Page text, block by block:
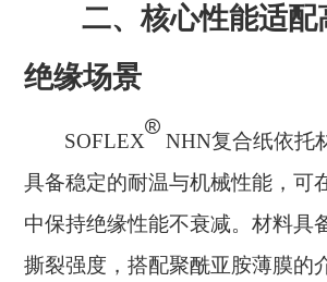
二、核心性能适配
绝缘场景
SOFLEX
®
NHN复合纸依托
具备稳定的耐温与机械性能，可
中保持绝缘性能不衰减。材料具
撕裂强度，搭配聚酰亚胺薄膜的